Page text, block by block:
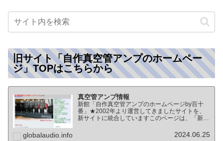
旧サイト「自作真空管アンプのホームペー
ジ」TOPはこちらから
真空管アンプ情報
新館「自作真空管アンプのホームページby百十
番」★2002年より運営してきましたサイトを、
新サイトに統合していますこのページは、「新
のTOPページになりますオーディオ情報全般の
globalaudio.info 2024.06.25